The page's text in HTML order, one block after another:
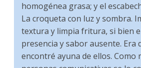
homogénea grasa; y el
La croqueta con luz y sombra.
textura y limpia fritura, si bien
presencia y sabor ausente. Era
encontré ayuna de ellos. Como